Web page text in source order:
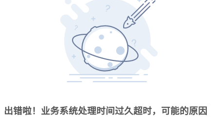
出错啦！业务系统处理时间过久超时，可能的原因